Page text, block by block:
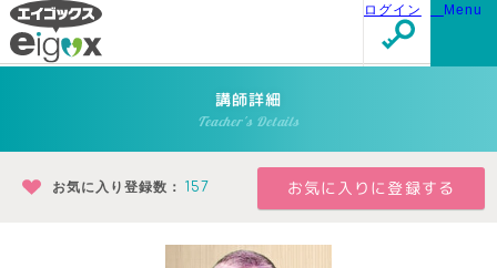
Menu
ログイン
講師詳細
Teacher's Details
お気に入り登録数：157